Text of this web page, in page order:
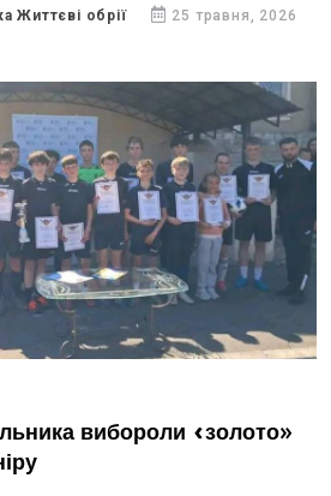
Життєві обрії 25 травня, 2026
вибороли «золото»